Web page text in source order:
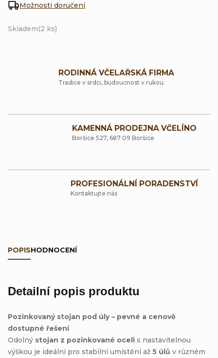
Skladem(2 ks)
Možnosti doručení
RODINNÁ VČELAŘSKÁ FIRMA
Tradice v srdci, budoucnost v rukou.
KAMENNÁ PRODEJNA VČELÍNO
Boršice 527, 687 09 Boršice
PROFESIONÁLNÍ PORADENSTVÍ
Kontaktujte nás
POPISHODNOCENÍ
Detailní popis produktu
Pozinkovaný stojan pod úly – pevné a cenově
dostupné řešení
Odolný stojan z pozinkované oceli s nastavitelnou
výškou je ideální pro stabilní umístění až 5 úlů v různém